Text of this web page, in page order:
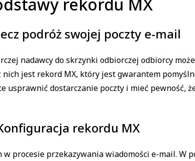
rekordu MX
podróż swojej poczty e-mail
nadawcy do skrzynki odbiorczej odbiorcy
jest rekord MX, który jest gwarantem
usprawnić dostarczanie poczty i mieć pewność,
rekordu MX
procesie przekazywania wiadomości e-mail. W